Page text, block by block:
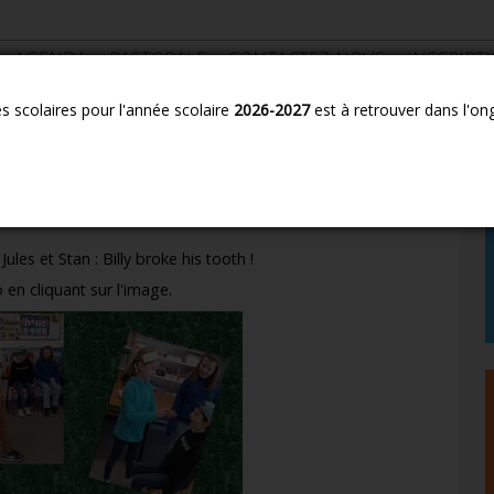
AGENDA PASTORALE CONTACTEZ-NOUS
Laprade
et Stan : Billy broke his tooth !
en cliquant sur l'image.
scolaires pour l'année scolaire 2026-2027est à retrouver dans